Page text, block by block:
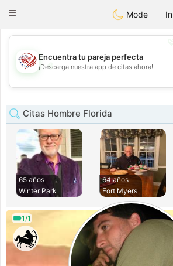
StatesDating
Toggle
Mode
💖
💕
Encuentra tu pareja perfecta
¡Descarga nuestra app de citas ahora!
Citas Hombre Florida
65 años
Winter Park
64 años
Fort Myers
1/1